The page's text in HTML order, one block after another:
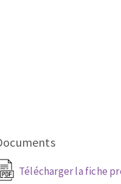
Télécharger la fiche